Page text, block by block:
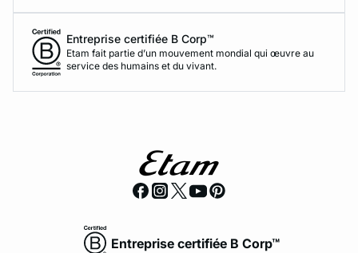
Entreprise certifiée B Corp™
Etam fait partie d’un mouvement mondial qui œuvre au
service des humains et du vivant.
Entreprise certifiée B Corp™